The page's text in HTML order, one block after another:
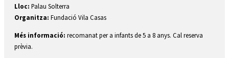
Lloc: Palau Solterra
Organitza: Fundació Vila Casas
Més informació: recomanat per a infants de 5 a 8 anys. Cal reserva
prèvia.